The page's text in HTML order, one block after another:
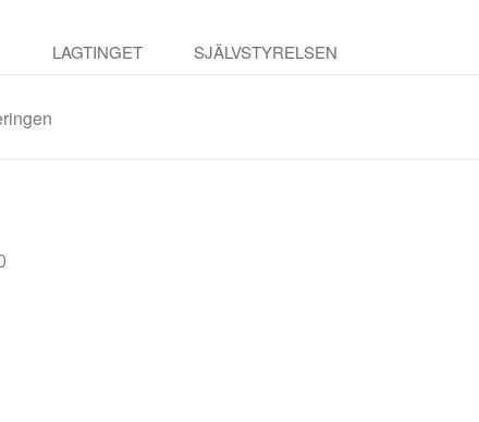
LAGTINGET SJÄLVSTYRELSEN